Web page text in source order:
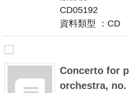
CD05192
資料類型 ：CD
Concerto for
orchestra,